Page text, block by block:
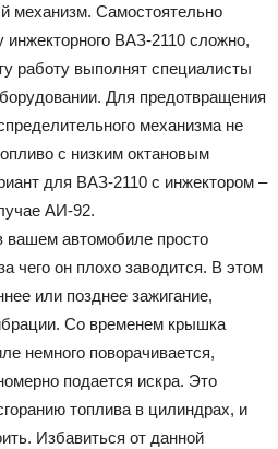
механизм. Самостоятельно
инжекторного ВАЗ-2110 сложно,
работу выполнят специалисты
Для предотвращения
механизма не
с низким октановым
для ВАЗ-2110 с инжектором –
АИ-92.
вашем автомобиле просто
чего он плохо заводится. В этом
или позднее зажигание,
Со временем крышка
немного поворачивается,
подается искра. Это
топлива в цилиндрах, и
Избавиться от данной